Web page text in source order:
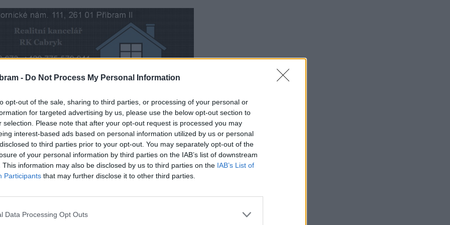
- Do Not Process My Personal Information
opt-out of the sale, sharing to third parties, or processing of your personal or
for targeted advertising by us, please use the below opt-out section to
selection. Please note that after your opt-out request is processed you may
interest-based ads based on personal information utilized by us or personal
to third parties prior to your opt-out. You may separately opt-out of the
of your personal information by third parties on the IAB’s list of downstream
This information may also be disclosed by us to third parties on the IAB’s List of
Participants that may further disclose it to other third parties.
Data Processing Opt Outs
srpen 1968 jedním z nejsmutnějších dní historie,
vypadal v Příbrami a okolí.
Příbram Josef Vacek Josef Velfl